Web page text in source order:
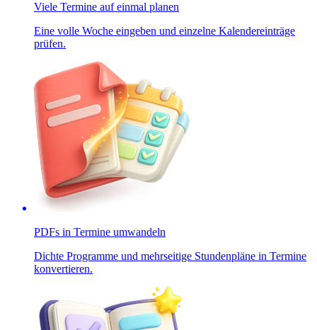
Viele Termine auf einmal planen
Eine volle Woche eingeben und einzelne Kalendereinträge
prüfen.
PDFs in Termine umwandeln
Dichte Programme und mehrseitige Stundenpläne in Termine
konvertieren.